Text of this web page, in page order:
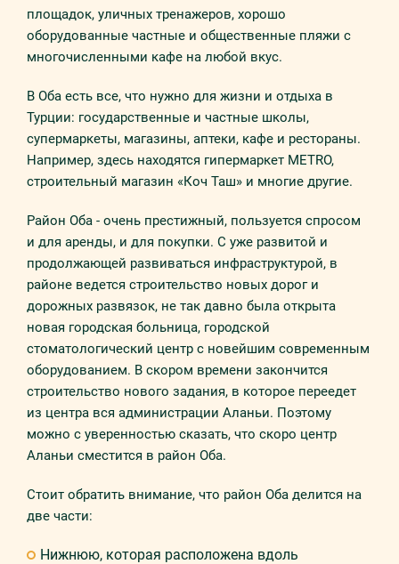
площадок, уличных тренажеров, хорошо
оборудованные частные и общественные пляжи с
многочисленными кафе на любой вкус.
В Оба есть все, что нужно для жизни и отдыха в
Турции: государственные и частные школы,
супермаркеты, магазины, аптеки, кафе и рестораны.
Например, здесь находятся гипермаркет METRO,
строительный магазин «Коч Таш» и многие другие.
Район Оба - очень престижный, пользуется спросом
и для аренды, и для покупки. С уже развитой и
продолжающей развиваться инфраструктурой, в
районе ведется строительство новых дорог и
дорожных развязок, не так давно была открыта
новая городская больница, городской
стоматологический центр с новейшим современным
оборудованием. В скором времени закончится
строительство нового задания, в которое переедет
из центра вся администрации Аланьи. Поэтому
можно с уверенностью сказать, что скоро центр
Аланьи сместится в район Оба.
Стоит обратить внимание, что район Оба делится на
две части:
Нижнюю, которая расположена вдоль